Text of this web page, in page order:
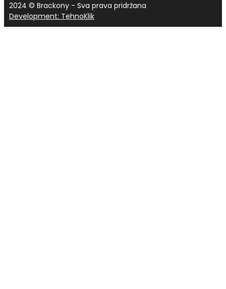
2024 © Brackony - Sva prava pridržana
Development: TehnoKlik